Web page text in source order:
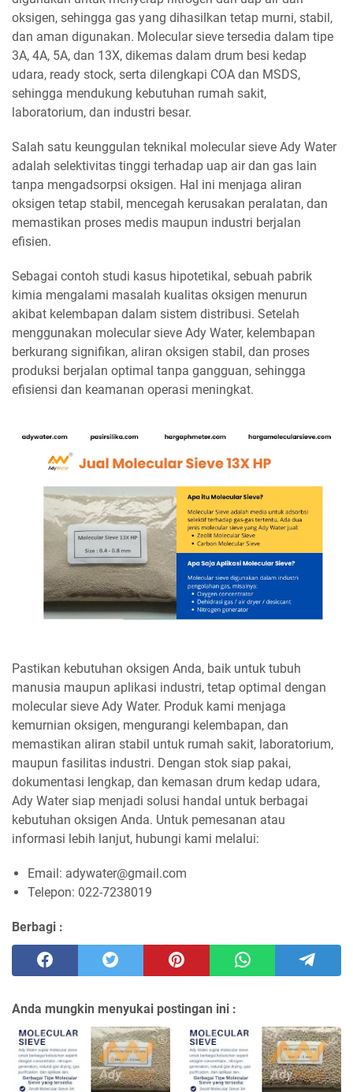
oksigen, sehingga gas yang dihasilkan tetap murni, stabil,
dan aman digunakan. Molecular sieve tersedia dalam tipe
3A, 4A, 5A, dan 13X, dikemas dalam drum besi kedap
udara, ready stock, serta dilengkapi COA dan MSDS,
sehingga mendukung kebutuhan rumah sakit,
laboratorium, dan industri besar.
Salah satu keunggulan teknikal molecular sieve Ady Water
adalah selektivitas tinggi terhadap uap air dan gas lain
tanpa mengadsorpsi oksigen. Hal ini menjaga aliran
oksigen tetap stabil, mencegah kerusakan peralatan, dan
memastikan proses medis maupun industri berjalan
efisien.
Sebagai contoh studi kasus hipotetikal, sebuah pabrik
kimia mengalami masalah kualitas oksigen menurun
akibat kelembapan dalam sistem distribusi. Setelah
menggunakan molecular sieve Ady Water, kelembapan
berkurang signifikan, aliran oksigen stabil, dan proses
produksi berjalan optimal tanpa gangguan, sehingga
efisiensi dan keamanan operasi meningkat.
Pastikan kebutuhan oksigen Anda, baik untuk tubuh
manusia maupun aplikasi industri, tetap optimal dengan
molecular sieve Ady Water. Produk kami menjaga
kemurnian oksigen, mengurangi kelembapan, dan
memastikan aliran stabil untuk rumah sakit, laboratorium,
maupun fasilitas industri. Dengan stok siap pakai,
dokumentasi lengkap, dan kemasan drum kedap udara,
Ady Water siap menjadi solusi handal untuk berbagai
kebutuhan oksigen Anda. Untuk pemesanan atau
informasi lebih lanjut, hubungi kami melalui:
Email: adywater@gmail.com
Telepon: 022-7238019
Berbagi :
Anda mungkin menyukai postingan ini :